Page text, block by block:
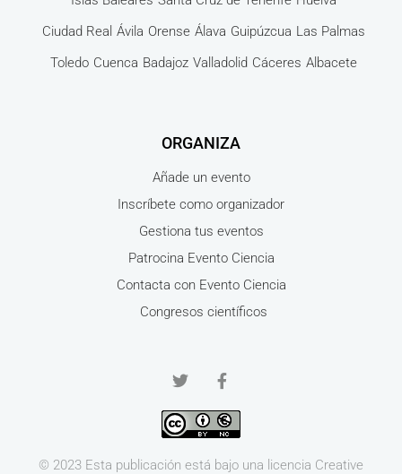
Ciudad Real Ávila Orense Álava Guipúzcua Las Palmas
Toledo Cuenca Badajoz Valladolid Cáceres Albacete
ORGANIZA
Añade un evento
Inscríbete como organizador
Gestiona tus eventos
Patrocina Evento Ciencia
Contacta con Evento Ciencia
Congresos científicos
© 2023 Esta publicación está bajo una licencia Creative